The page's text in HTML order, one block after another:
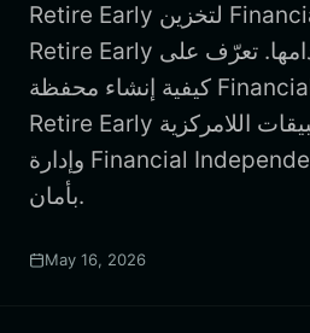
Español
Português (Brasil)
Español (Argentina)
Retire Early لتخزين Financial Independence
Retire Early وإرسالها واستخدامها. تعرّف على
كيفية إنشاء محفظة Financial Independence
Retire Early والوصول إلى التطبيقات اللامركزية
وإدارة Financial Independence Retire Early
بأمان.
May 16, 2026